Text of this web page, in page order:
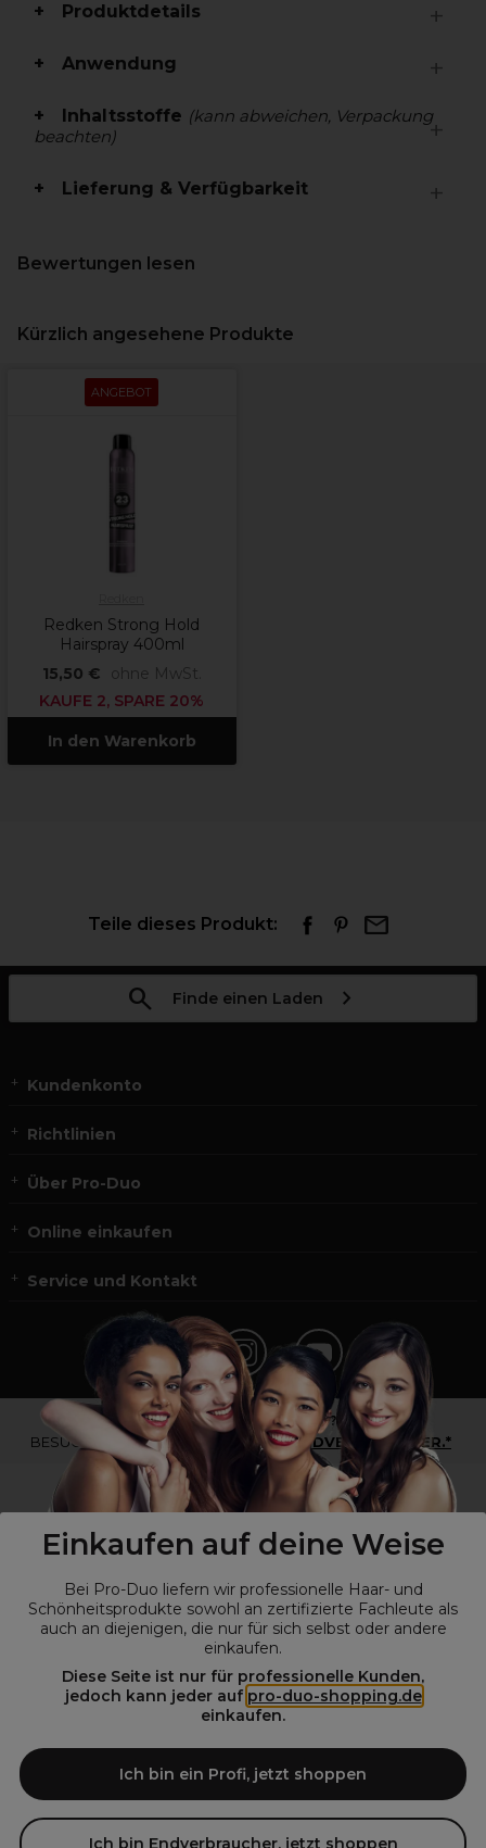
Einkaufen auf deine Weise
Bei Pro-Duo liefern wir professionelle Haar- und
Schönheitsprodukte sowohl an zertifizierte Fachleute als
auch an diejenigen, die nur für sich selbst oder andere
einkaufen.
Diese Seite ist nur für professionelle Kunden,
jedoch kann jeder auf pro-duo-shopping.de
einkaufen.
Ich bin ein Profi, jetzt shoppen
Ich bin Endverbraucher, jetzt shoppen
Produktdetails
Anwendung
Inhaltsstoffe (kann abweichen, Verpackung
beachten)
Lieferung & Verfügbarkeit
Bewertungen lesen
Kürzlich angesehene Produkte
ANGEBOT
Redken Strong Hold
Hairspray 400ml
15,50 €
ohne MwSt.
KAUFE 2, SPARE 20%
In den Warenkorb
Teile dieses Produkt:
Finde einen Laden
Kundenkonto
Richtlinien
Über Pro-Duo
Online einkaufen
Service und Kontakt
*Du bist kein Profikunde?
BESUCHE
UNSERE WEBSEITE FÜR ENDVERBRAUCHER.*
© Alle Rechte vorbehalten © Pro-Duo2026
Pro-Duo ist Ihr zuverlässiger Partner für hochwertige Produkte im
hochwertigen Produkte, von der Haarpflege über das Make-up bis hin
zu Spezialwerkzeugen, sind so konzipiert, dass sie die Erwartungen
von Friseursalons und Kosmetikstudios übertreffen. Verlassen Sie sich
auf Pro-Duo für erstklassige Qualität und zeitgemäße Lösungen.